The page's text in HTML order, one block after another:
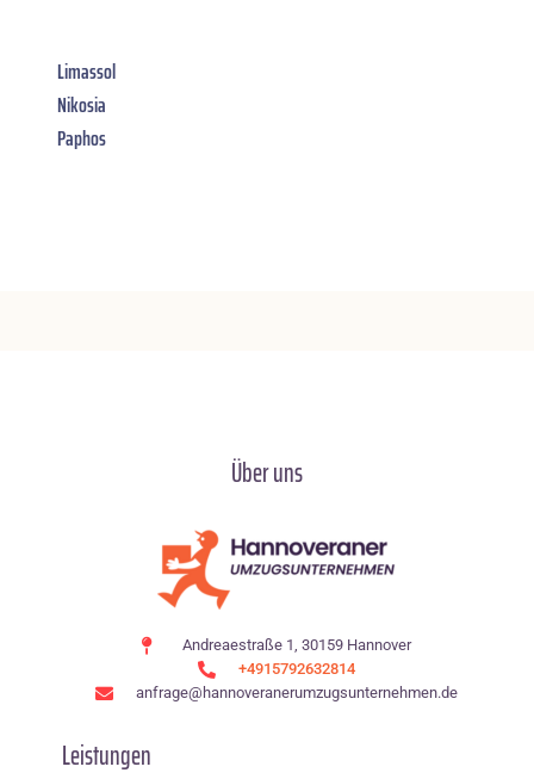
Limassol
Nikosia
Paphos
Über uns
Andreaestraße 1, 30159 Hannover
+4915792632814
anfrage@hannoveranerumzugsunternehmen.de
Leistungen